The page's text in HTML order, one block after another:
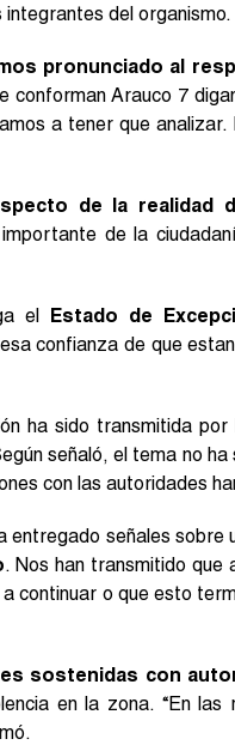
del organismo.
pronunciado al
conforman Arauco 7
a tener que
de la realidad
de la
el Estado de
confianza de que
ha sido transmitida
señaló, el tema no
con las autoridades
entregado señales
. Nos han transmitido que
continuar o que esto
sostenidas con
en la zona. “En